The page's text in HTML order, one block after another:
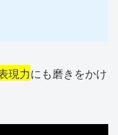
現力にも磨きをかけ